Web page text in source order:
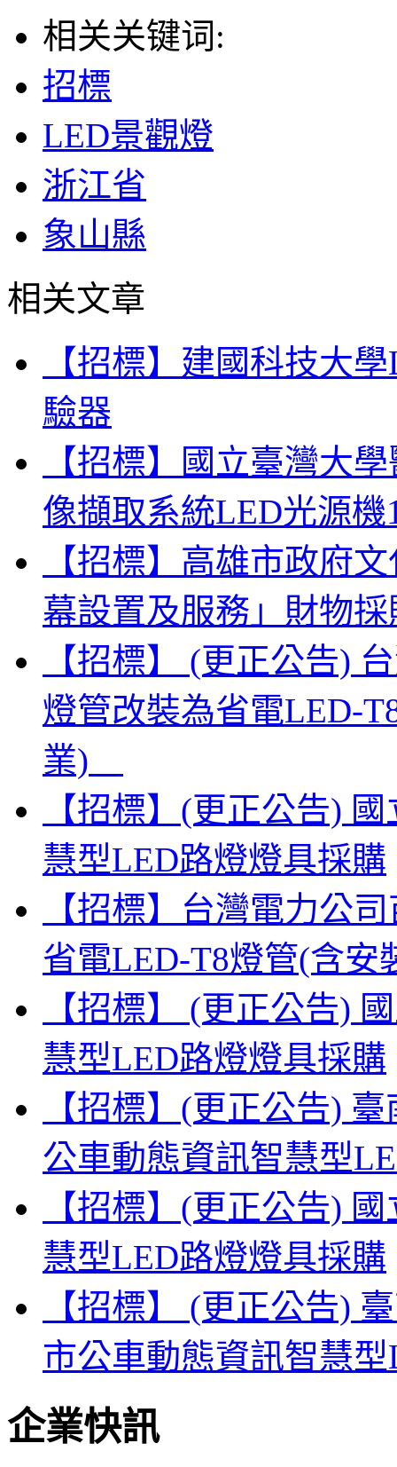
相关关键词:
招標
LED景觀燈
浙江省
象山縣
相关文章
【招標】建國科技大
驗器
【招標】國立臺灣大
像擷取系統LED光源機
【招標】高雄市政府
幕設置及服務」財物採
【招標】 (更正公告)
燈管改裝為省電LED-
業)
【招標】(更正公告)
慧型LED路燈燈具採購
【招標】台灣電力公
省電LED-T8燈管(含
【招標】 (更正公告)
慧型LED路燈燈具採購
【招標】(更正公告)
公車動態資訊智慧型
【招標】(更正公告)
慧型LED路燈燈具採購
【招標】 (更正公告)
市公車動態資訊智慧
企業快訊